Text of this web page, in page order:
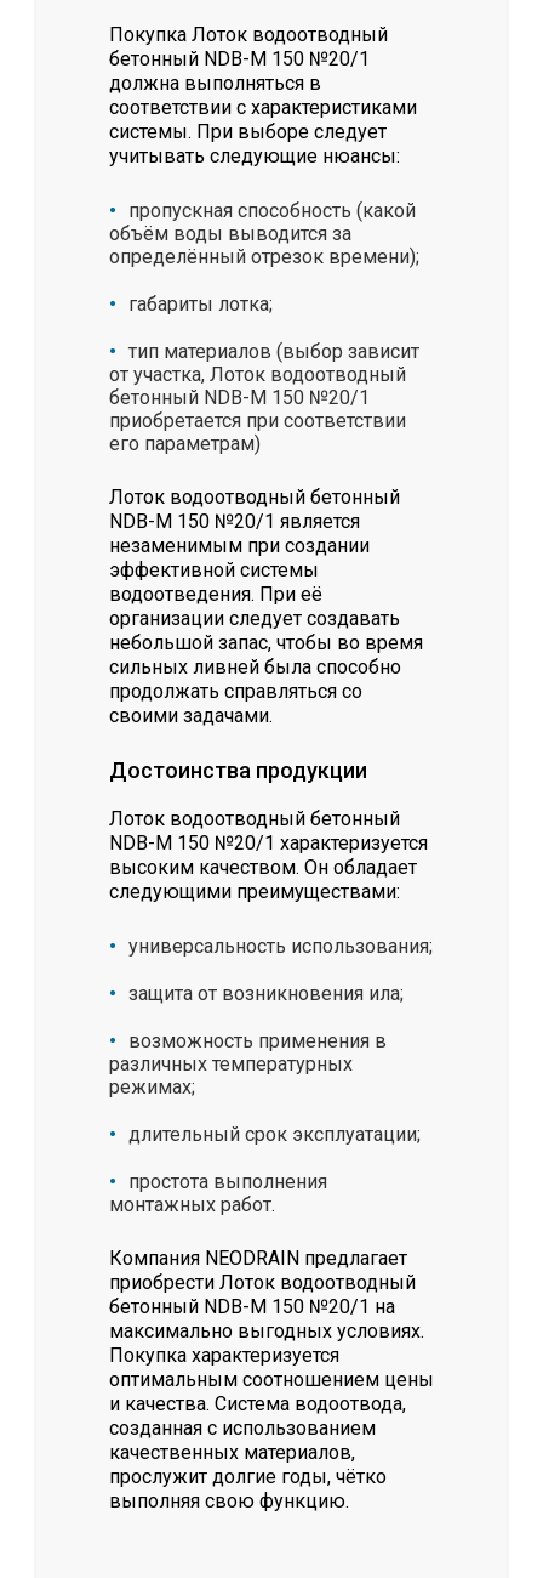
Покупка Лоток водоотводный
бетонный NDB-M 150 №20/1
должна выполняться в
соответствии с характеристиками
системы. При выборе следует
учитывать следующие нюансы:
пропускная способность (какой
объём воды выводится за
определённый отрезок времени);
габариты лотка;
тип материалов (выбор зависит
от участка, Лоток водоотводный
бетонный NDB-M 150 №20/1
приобретается при соответствии
его параметрам)
Лоток водоотводный бетонный
NDB-M 150 №20/1 является
незаменимым при создании
эффективной системы
водоотведения. При её
организации следует создавать
небольшой запас, чтобы во время
сильных ливней была способно
продолжать справляться со
своими задачами.
Достоинства продукции
Лоток водоотводный бетонный
NDB-M 150 №20/1 характеризуется
высоким качеством. Он обладает
следующими преимуществами:
универсальность использования;
защита от возникновения ила;
возможность применения в
различных температурных
режимах;
длительный срок эксплуатации;
простота выполнения
монтажных работ.
Компания NEODRAIN предлагает
приобрести Лоток водоотводный
бетонный NDB-M 150 №20/1 на
максимально выгодных условиях.
Покупка характеризуется
оптимальным соотношением цены
и качества. Система водоотвода,
созданная с использованием
качественных материалов,
прослужит долгие годы, чётко
выполняя свою функцию.